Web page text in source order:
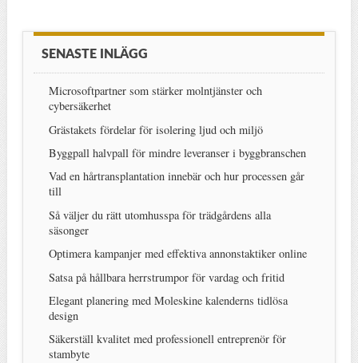
SENASTE INLÄGG
Microsoftpartner som stärker molntjänster och
cybersäkerhet
Grästakets fördelar för isolering ljud och miljö
Byggpall halvpall för mindre leveranser i byggbranschen
Vad en hårtransplantation innebär och hur processen går
till
Så väljer du rätt utomhusspa för trädgårdens alla
säsonger
Optimera kampanjer med effektiva annonstaktiker online
Satsa på hållbara herrstrumpor för vardag och fritid
Elegant planering med Moleskine kalenderns tidlösa
design
Säkerställ kvalitet med professionell entreprenör för
stambyte